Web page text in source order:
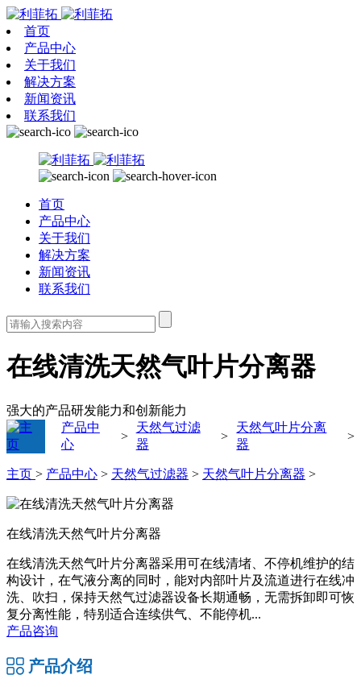
首页
产品中心
关于我们
解决方案
新闻资讯
联系我们
首页
产品中心
关于我们
解决方案
新闻资讯
联系我们
在线清洗天然气叶片分离器
强大的产品研发能力和创新能力
产品中
心
>
天然气过滤
器
>
天然气叶片分离
器
>
主页 > 产品中心 > 天然气过滤器 > 天然气叶片分离器 >
在线清洗天然气叶片分离器
在线清洗天然气叶片分离器采用可在线清堵、不停机维护的结
构设计，在气液分离的同时，能对内部叶片及流道进行在线冲
洗、吹扫，保持天然气过滤器设备长期通畅，无需拆卸即可恢
复分离性能，特别适合连续供气、不能停机...
产品咨询
产品介绍